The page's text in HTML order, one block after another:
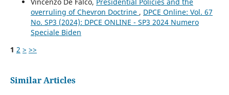
Vincenzo De Falco, Presidential Policies and the
overruling of Chevron Doctrine , DPCE Online: Vol. 67
No. SP3 (2024): DPCE ONLINE - SP3 2024 Numero
Speciale Biden
1 2 > >>
Similar Articles